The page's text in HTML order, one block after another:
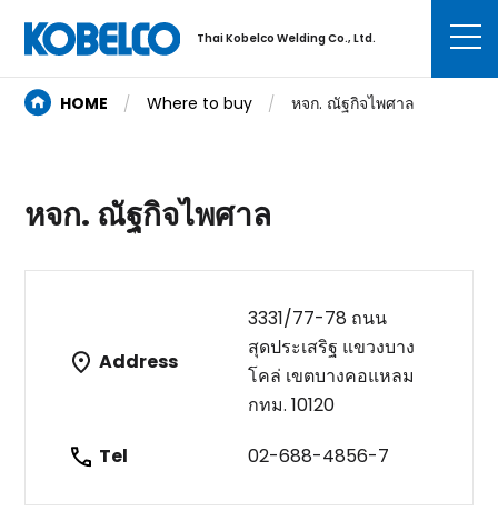
Thai Kobelco Welding Co., Ltd.
HOME Where to buy หจก. ณัฐกิจไพศาล
หจก. ณัฐกิจไพศาล
Address
3331/77-78 ถนน
สุดประเสริฐ แขวงบาง
โคล่ เขตบางคอแหลม
กทม. 10120
Tel
02-688-4856-7